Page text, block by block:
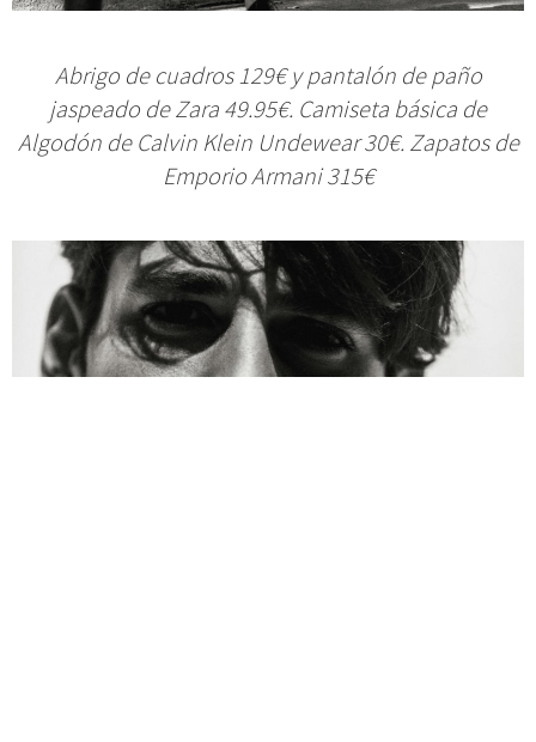
Abrigo de cuadros 129€ y pantalón de paño
jaspeado de Zara 49.95€. Camiseta básica de
Algodón de Calvin Klein Undewear 30€. Zapatos de
Emporio Armani 315€